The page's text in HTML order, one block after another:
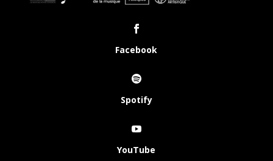
Facebook
Spotify
YouTube